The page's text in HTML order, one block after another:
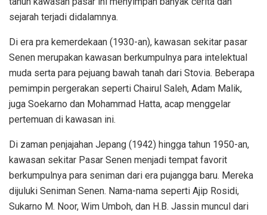
sejarah terjadi didalamnya.
Di era pra kemerdekaan (1930-an), kawasan sekitar pasar
Senen merupakan kawasan berkumpulnya para intelektual
muda serta para pejuang bawah tanah dari Stovia. Beberapa
pemimpin pergerakan seperti Chairul Saleh, Adam Malik,
juga Soekarno dan Mohammad Hatta, acap menggelar
pertemuan di kawasan ini.
Di zaman penjajahan Jepang (1942) hingga tahun 1950-an,
kawasan sekitar Pasar Senen menjadi tempat favorit
berkumpulnya para seniman dari era pujangga baru. Mereka
dijuluki Seniman Senen. Nama-nama seperti Ajip Rosidi,
Sukarno M. Noor, Wim Umboh, dan H.B. Jassin muncul dari